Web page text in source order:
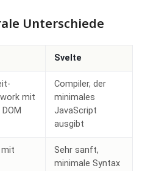
Unterschiede
Svelte
mit
Compiler, der
minimales
JavaScript
ausgibt
Sehr sanft,
minimale Syntax